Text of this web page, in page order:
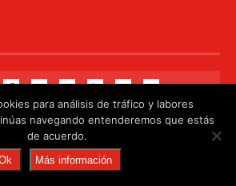
· 950750000 ·www.psoealmeria.com
almeria.com·Aviso legal
para análisis de tráfico y labores
navegando entenderemos que estás
de acuerdo.
Más información